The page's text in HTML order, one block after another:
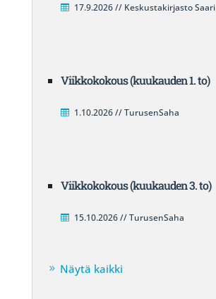
17.9.2026 // Keskustakirjasto Saari
Viikkokokous (kuukauden 1. to)
1.10.2026 // TurusenSaha
Viikkokokous (kuukauden 3. to)
15.10.2026 // TurusenSaha
Näytä kaikki